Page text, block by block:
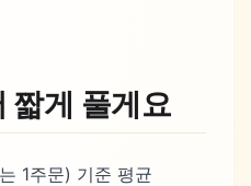
짧게 풀게요
1주문) 기준 평균